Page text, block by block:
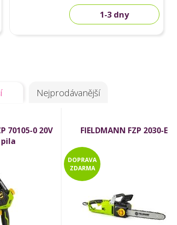
1-3 dny
Nejprodávanější
70105-0 20V
FIELDMANN FZP 2030-E
DOPRAVA
ZDARMA